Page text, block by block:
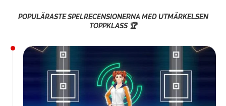
POPULÄRASTE SPELRECENSIONERNA MED UTMÄRKELSEN
TOPPKLASS 🏆